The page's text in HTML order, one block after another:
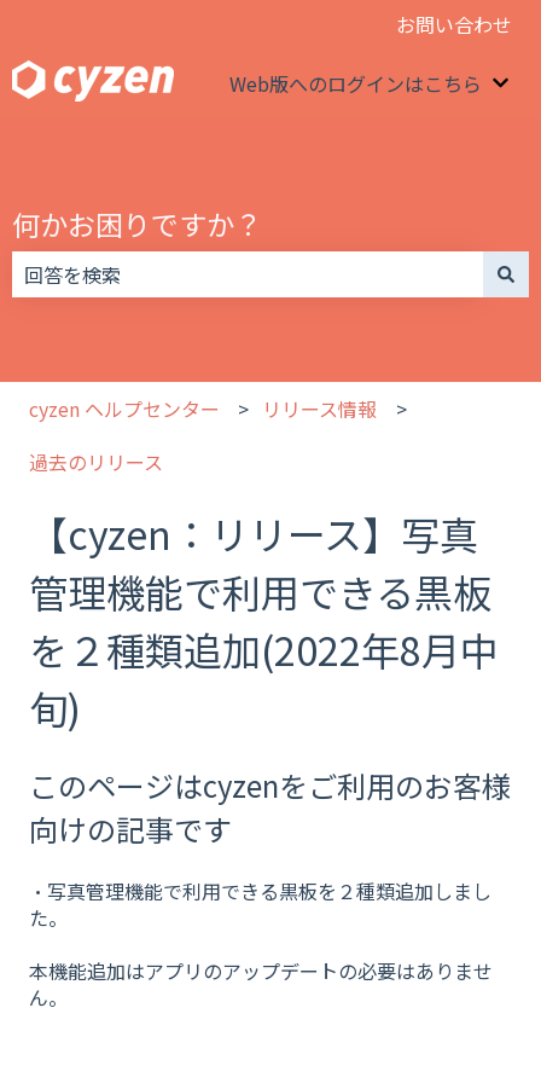
お問い合わせ
Web版へのログインはこちら
何かお困りですか？
cyzen ヘルプセンター
リリース情報
過去のリリース
【cyzen：リリース】写真
管理機能で利用できる黒板
を２種類追加(2022年8月中
旬)
このページはcyzenをご利用のお客様
向けの記事です
・写真管理機能で利用できる黒板を２種類追加しまし
た。
本機能追加はアプリのアップデートの必要はありませ
ん。